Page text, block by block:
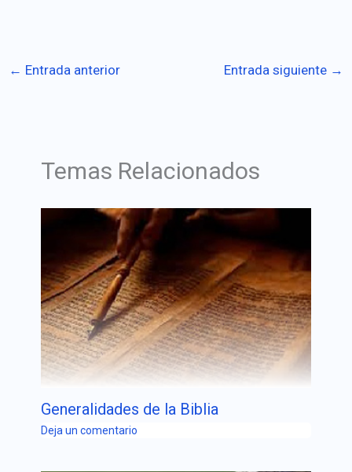
← Entrada anterior Entrada siguiente →
Temas Relacionados
Generalidades de la Biblia
Deja un comentario